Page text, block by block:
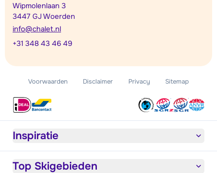
Wipmolenlaan 3
3447 GJ Woerden
info@chalet.nl
+31 348 43 46 49
Voorwaarden Disclaimer Privacy Sitemap
Inspiratie
Top Skigebieden